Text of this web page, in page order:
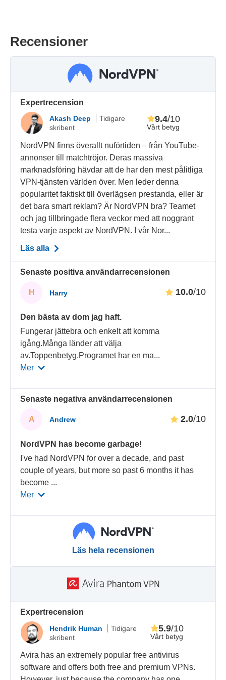
Recensioner
Expertrecension
Akash Deep
Tidigare
skribent
Vårt betyg
9.4/10
NordVPN finns överallt nuförtiden – från YouTube-
annonser till matchtröjor. Deras massiva
marknadsföring hävdar att de har den mest pålitliga
VPN-tjänsten världen över. Men leder denna
popularitet faktiskt till överlägsen prestanda, eller är
det bara smart reklam? Är NordVPN bra? Teamet
och jag tillbringade flera veckor med att noggrant
testa varje aspekt av NordVPN. I vår Nor...
Läs alla
Senaste positiva användarrecensionen
H Harry 10.0/10
Den bästa av dom jag haft.
Fungerar jättebra och enkelt att komma
igång.Många länder att välja
av.Toppenbetyg.Programet har en ma...
Mer
Senaste negativa användarrecensionen
A Andrew 2.0/10
NordVPN has become garbage!
I've had NordVPN for over a decade, and past
couple of years, but more so past 6 months it has
become ...
Mer
Läs hela recensionen
Expertrecension
Hendrik Human
Tidigare
skribent
Vårt betyg
5.9/10
Avira has an extremely popular free antivirus
software and offers both free and premium VPNs.